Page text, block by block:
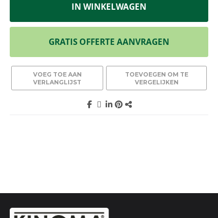
IN WINKELWAGEN
GRATIS OFFERTE AANVRAGEN
VOEG TOE AAN
VERLANGLIJST
TOEVOEGEN OM TE
VERGELIJKEN